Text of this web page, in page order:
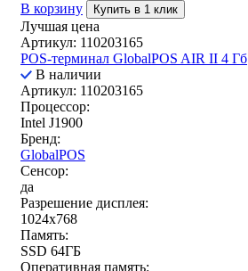
В корзину
Купить в 1 клик
Лучшая цена
Артикул: 110203165
POS-терминал GlobalPOS AIR II 4 Гб
В наличии
Артикул: 110203165
Процессор:
Intel J1900
Бренд:
GlobalPOS
Сенсор:
да
Разрешение дисплея:
1024x768
Память:
SSD 64ГБ
Оперативная память: